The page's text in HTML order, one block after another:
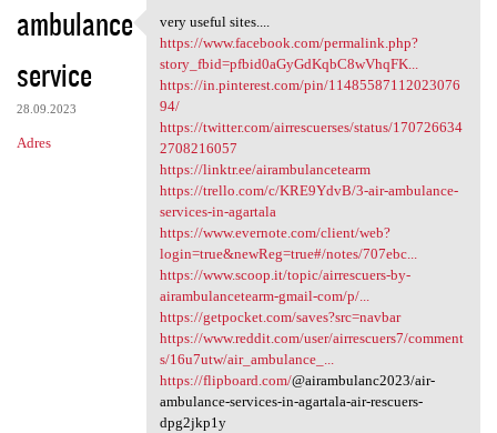
ambulance
service
28.09.2023
Adres
very useful sites....
very useful sites....
https://www.facebook.com/permalink.php?
story_fbid=pfbid0aGyGdKqbC8wVhqFK...
https://in.pinterest.com/pin/11485587112023076
94/
https://twitter.com/airrescuerses/status/170726634
2708216057
https://linktr.ee/airambulancetearm
https://trello.com/c/KRE9YdvB/3-air-ambulance-
services-in-agartala
https://www.evernote.com/client/web?
login=true&newReg=true#/notes/707ebc...
https://www.scoop.it/topic/airrescuers-by-
airambulancetearm-gmail-com/p/...
https://getpocket.com/saves?src=navbar
https://www.reddit.com/user/airrescuers7/comment
s/16u7utw/air_ambulance_...
https://flipboard.com/@airambulanc2023/air-
ambulance-services-in-agartala-air-rescuers-
dpg2jkp1y